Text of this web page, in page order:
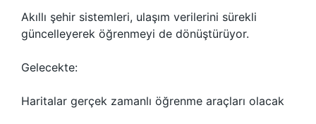
Akıllı şehir sistemleri, ulaşım verilerini sürekli
güncelleyerek öğrenmeyi de dönüştürüyor.
Gelecekte:
Haritalar gerçek zamanlı öğrenme araçları olacak